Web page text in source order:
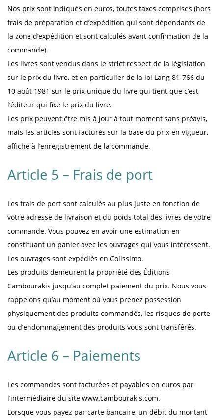
Nos prix sont indiqués en euros, toutes taxes comprises (hors
frais de préparation et d’expédition qui sont dépendants de
la zone d’expédition et sont calculés avant confirmation de la
commande).
Les livres sont vendus dans le strict respect de la législation
sur le prix du livre, et en particulier de la loi Lang 81-766 du
10 août 1981 sur le prix unique du livre qui tient que c’est
l’éditeur qui fixe le prix du livre.
Les prix peuvent être mis à jour à tout moment sans préavis,
mais les articles sont facturés sur la base du prix en vigueur,
affiché à l’enregistrement de la commande.
Article 5 – Frais de port
Les frais de port sont calculés au plus juste en fonction de
votre adresse de livraison et du poids total des livres de votre
commande. Vous pouvez en avoir une estimation en
constituant un panier avec les ouvrages qui vous intéressent.
Les ouvrages sont expédiés en Colissimo.
Les produits demeurent la propriété des Éditions
Cambourakis jusqu’au complet paiement du prix. Nous vous
rappelons qu’au moment où vous prenez possession
physiquement des produits commandés, les risques de perte
ou d’endommagement des produits vous sont transférés.
Article 6 – Paiements
Les commandes sont facturées et payables en euros par
l’intermédiaire du site www.cambourakis.com.
Lorsque vous payez par carte bancaire, un débit du montant